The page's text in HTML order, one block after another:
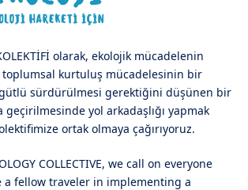
olarak, ekolojik mücadelenin
toplumsal kurtuluş mücadelesinin bir
sürdürülmesi gerektiğini düşünen bir
yol arkadaşlığı yapmak
ortak olmaya çağırıyoruz.
COLLECTIVE, we call on everyone
a fellow traveler in implementing a